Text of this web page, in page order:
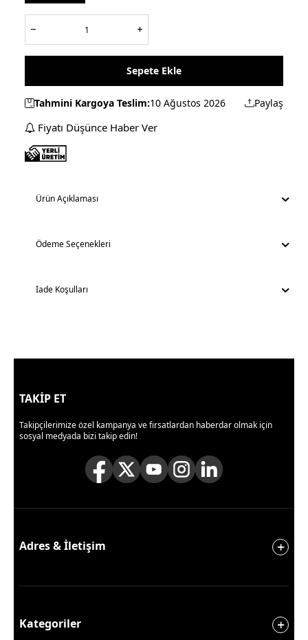
Sepete Ekle
Tahmini Kargoya Teslim:10 Ağustos 2026 Paylaş
Fiyatı Düşünce Haber Ver
Ürün Açıklaması
Ödeme Seçenekleri
İade Koşulları
TAKİP ET
Takipçilerimize özel kampanya ve fırsatlardan haberdar olmak için
sosyal medyada bizi takip edin!
Adres & İletişim
Kategoriler